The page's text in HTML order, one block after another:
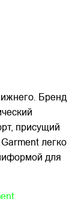
Бренд
присущий
легко
для